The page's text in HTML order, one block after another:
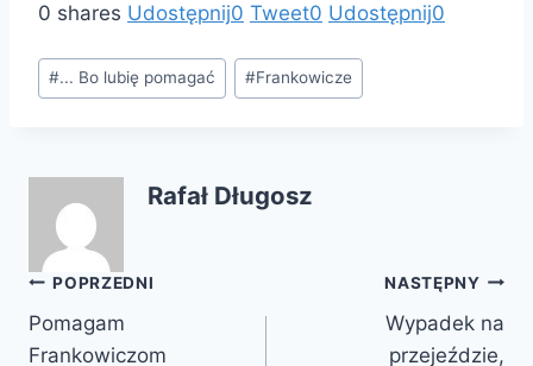
0 shares Udostępnij0 Tweet0 Udostępnij0
Tagi
wpisu:
#... Bo lubię pomagać #Frankowicze
Rafał Długosz
Nawigacja
wpisu
POPRZEDNI
Pomagam
Frankowiczom
NASTĘPNY
Wypadek na
przejeździe,